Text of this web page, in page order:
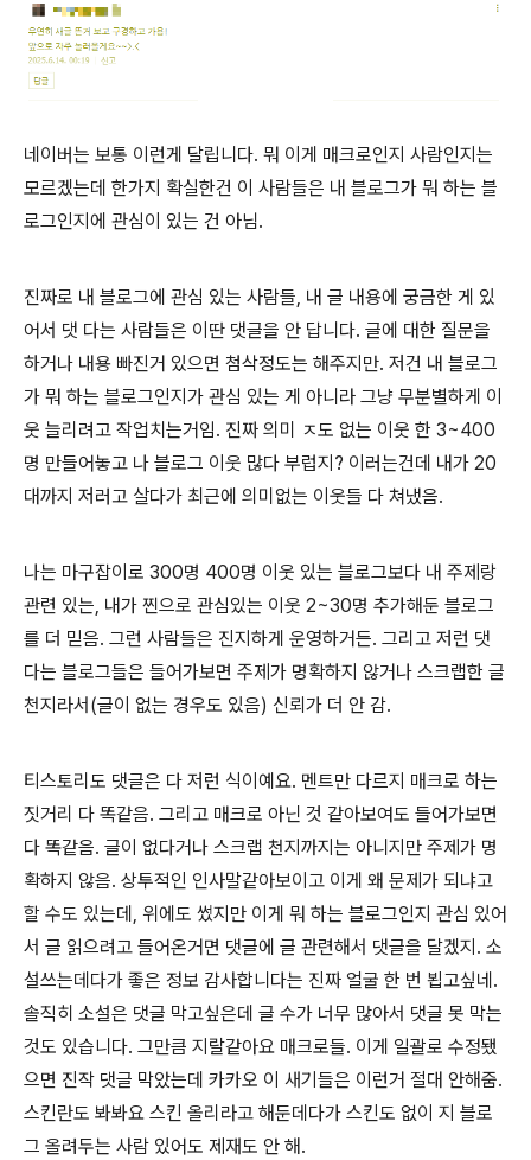
네이버는 보통 이런게 달립니다. 뭐 이게 매크로인지 사람인지는
모르겠는데 한가지 확실한건 이 사람들은 내 블로그가 뭐 하는 블
로그인지에 관심이 있는 건 아님.
진짜로 내 블로그에 관심 있는 사람들, 내 글 내용에 궁금한 게 있
어서 댓 다는 사람들은 이딴 댓글을 안 답니다. 글에 대한 질문을
하거나 내용 빠진거 있으면 첨삭정도는 해주지만. 저건 내 블로그
가 뭐 하는 블로그인지가 관심 있는 게 아니라 그냥 무분별하게 이
웃 늘리려고 작업치는거임. 진짜 의미 ㅈ도 없는 이웃 한 3~400
명 만들어놓고 나 블로그 이웃 많다 부럽지? 이러는건데 내가 20
대까지 저러고 살다가 최근에 의미없는 이웃들 다 쳐냈음.
나는 마구잡이로 300명 400명 이웃 있는 블로그보다 내 주제랑
관련 있는, 내가 찐으로 관심있는 이웃 2~30명 추가해둔 블로그
를 더 믿음. 그런 사람들은 진지하게 운영하거든. 그리고 저런 댓
다는 블로그들은 들어가보면 주제가 명확하지 않거나 스크랩한 글
천지라서(글이 없는 경우도 있음) 신뢰가 더 안 감.
티스토리도 댓글은 다 저런 식이예요. 멘트만 다르지 매크로 하는
짓거리 다 똑같음. 그리고 매크로 아닌 것 같아보여도 들어가보면
다 똑같음. 글이 없다거나 스크랩 천지까지는 아니지만 주제가 명
확하지 않음. 상투적인 인사말같아보이고 이게 왜 문제가 되냐고
할 수도 있는데, 위에도 썼지만 이게 뭐 하는 블로그인지 관심 있어
서 글 읽으려고 들어온거면 댓글에 글 관련해서 댓글을 달겠지. 소
설쓰는데다가 좋은 정보 감사합니다는 진짜 얼굴 한 번 뵙고싶네.
솔직히 소설은 댓글 막고싶은데 글 수가 너무 많아서 댓글 못 막는
것도 있습니다. 그만큼 지랄같아요 매크로들. 이게 일괄로 수정됐
으면 진작 댓글 막았는데 카카오 이 새기들은 이런거 절대 안해줌.
스킨란도 봐봐요 스킨 올리라고 해둔데다가 스킨도 없이 지 블로
그 올려두는 사람 있어도 제재도 안 해.